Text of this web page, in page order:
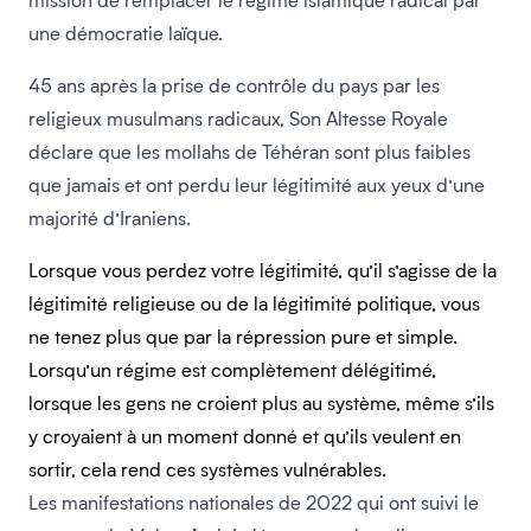
une démocratie laïque.
45 ans après la prise de contrôle du pays par les
religieux musulmans radicaux, Son Altesse Royale
déclare que les mollahs de Téhéran sont plus faibles
que jamais et ont perdu leur légitimité aux yeux d’une
majorité d’Iraniens.
Lorsque vous perdez votre légitimité, qu’il s’agisse de la
légitimité religieuse ou de la légitimité politique, vous
ne tenez plus que par la répression pure et simple.
Lorsqu’un régime est complètement délégitimé,
lorsque les gens ne croient plus au système, même s’ils
y croyaient à un moment donné et qu’ils veulent en
sortir, cela rend ces systèmes vulnérables.
Les manifestations nationales de 2022 qui ont suivi le